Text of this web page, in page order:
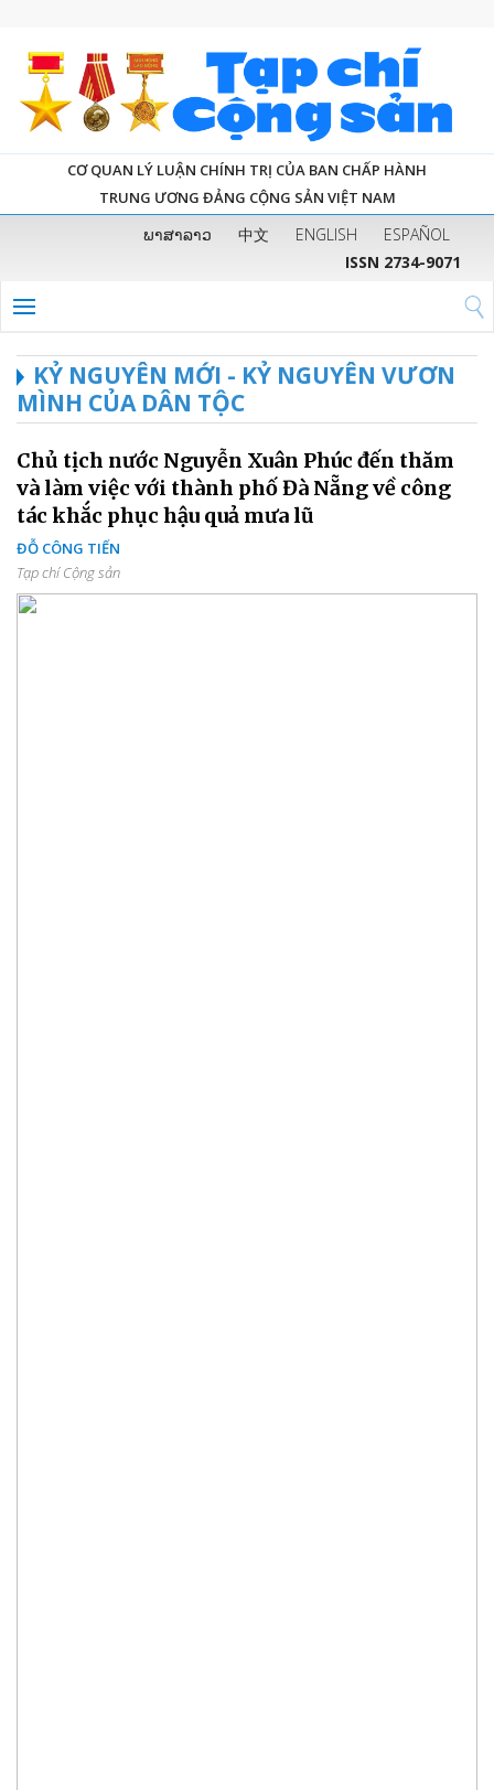
CƠ QUAN LÝ LUẬN CHÍNH TRỊ CỦA BAN CHẤP HÀNH
TRUNG ƯƠNG ĐẢNG CỘNG SẢN VIỆT NAM
ພາສາລາວ 中文 ENGLISH
ESPAÑOL
ISSN 2734-9071
KỶ NGUYÊN MỚI - KỶ NGUYÊN VƯƠN
MÌNH CỦA DÂN TỘC
Chủ tịch nước Nguyễn Xuân Phúc đến thăm
và làm việc với thành phố Đà Nẵng về công
tác khắc phục hậu quả mưa lũ
ĐỖ CÔNG TIẾN
Tạp chí Cộng sản